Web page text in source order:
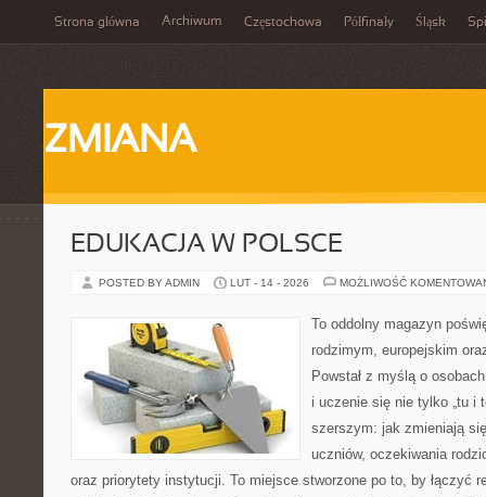
Strona główna Archiwum Częstochowa Półfinały Śląsk
ZMIANA
EDUKACJA W POLSCE
POSTED BY ADMIN LUT - 14 - 2026 MOŻLIWOŚĆ
To oddolny magazyn
rodzimym, europejskim
Powstał z myślą o
i uczenie się nie tylko „tu i
szerszym: jak zmieniają
uczniów, oczekiwania
oraz priorytety instytucji. To miejsce stworzone po to, by łączyć